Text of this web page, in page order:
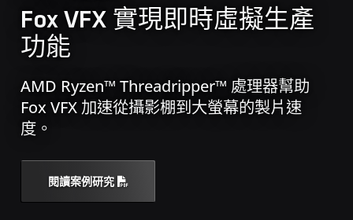
Fox VFX 實現即時虛擬生產
功能
AMD Ryzen™ Threadripper™ 處理器幫助
Fox VFX 加速從攝影棚到大螢幕的製片速
度。
閱讀案例研究